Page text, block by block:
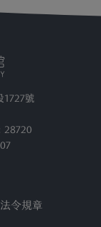
1727號
28720
法令規章